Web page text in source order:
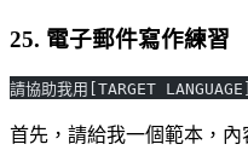
25. 電子郵件寫作練習
請協助我用[TARGET
首先，請給我一個範本，內